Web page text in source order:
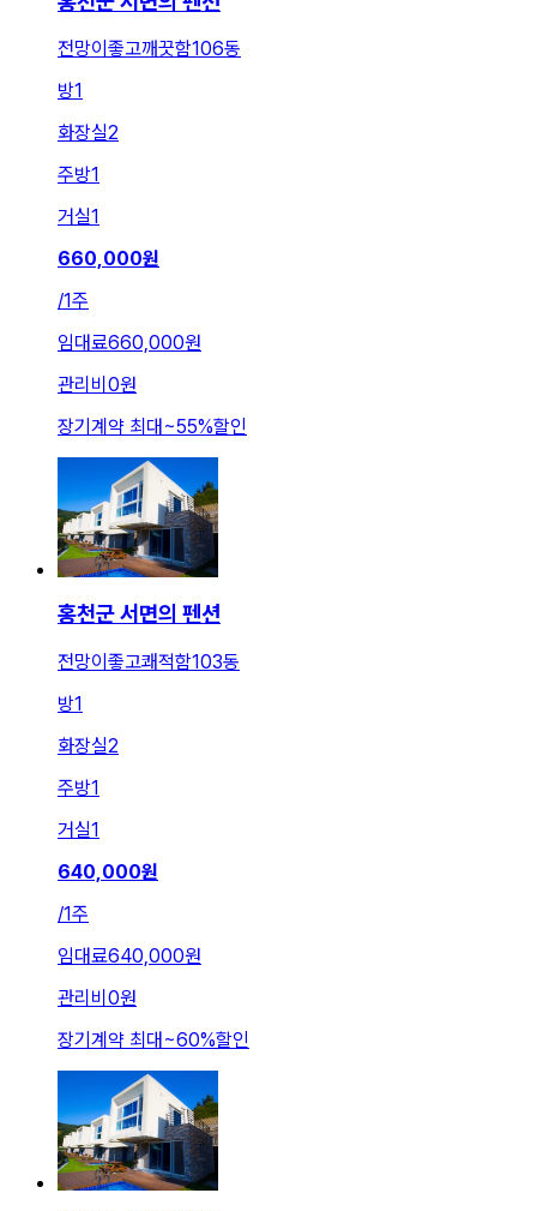
전망이좋고깨끗함106동
방1
화장실2
주방1
거실1
660,000원
/1주
임대료660,000원
관리비 0원
장기계약 최대 ~55%할인
홍천군 서면의 펜션
전망이좋고쾌적함103동
방1
화장실2
주방1
거실1
640,000원
/1주
임대료640,000원
관리비 0원
장기계약 최대~60%할인